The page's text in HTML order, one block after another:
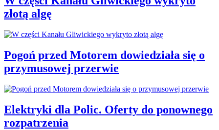
złotą algę
Pogoń przed Motorem dowiedziała się o
przymusowej przerwie
Elektryki dla Polic. Oferty do ponownego
rozpatrzenia